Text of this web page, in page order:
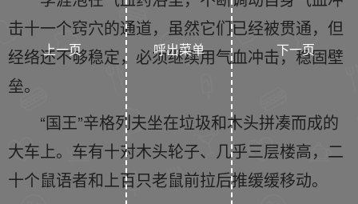
击十一个窍穴的通道，虽然它们已经被贯通，但
经络还不够稳定，必须继续用气血冲击，稳固壁
垒。
“国王”辛格列夫坐在垃圾和木头拼凑而成的
大车上。车有十对木头轮子、几乎三层楼高，二
十个鼠语者和上百只老鼠前拉后推缓缓移动。
上一页 下一页
呼出菜单